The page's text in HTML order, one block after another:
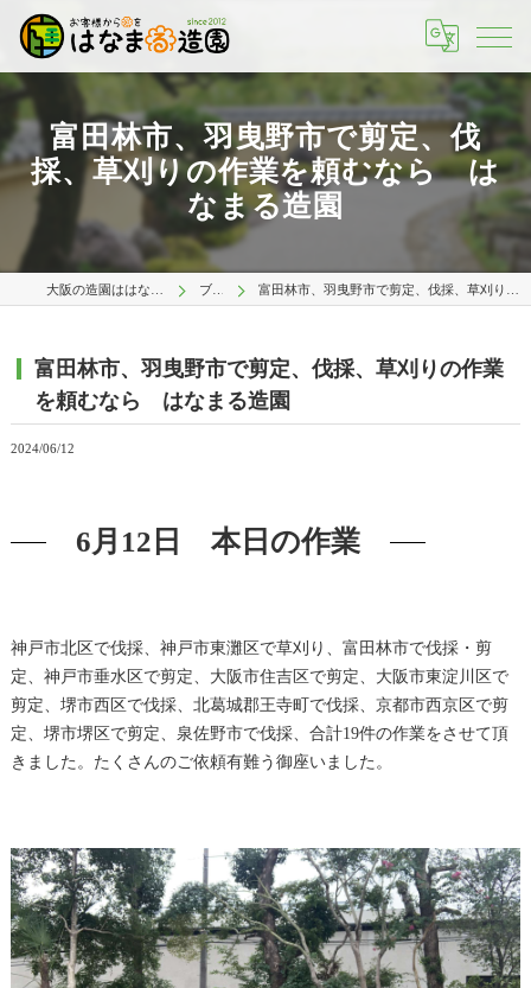
富田林市、羽曳野市で剪定、伐
採、草刈りの作業を頼むなら は
なまる造園
ブログ 富田林市、羽曳野市で剪定、伐採、草刈りの作業を頼むなら はなまる造園
富田林市、羽曳野市で剪定、伐採、草刈りの作業
を頼むなら はなまる造園
2024/06/12
6月12日 本日の作業
神戸市北区で伐採、神戸市東灘区で草刈り、富田林市で伐採・剪
定、神戸市垂水区で剪定、大阪市住吉区で剪定、大阪市東淀川区で
剪定、堺市西区で伐採、北葛城郡王寺町で伐採、京都市西京区で剪
定、堺市堺区で剪定、泉佐野市で伐採、合計19件の作業をさせて頂
きました。たくさんのご依頼有難う御座いました。